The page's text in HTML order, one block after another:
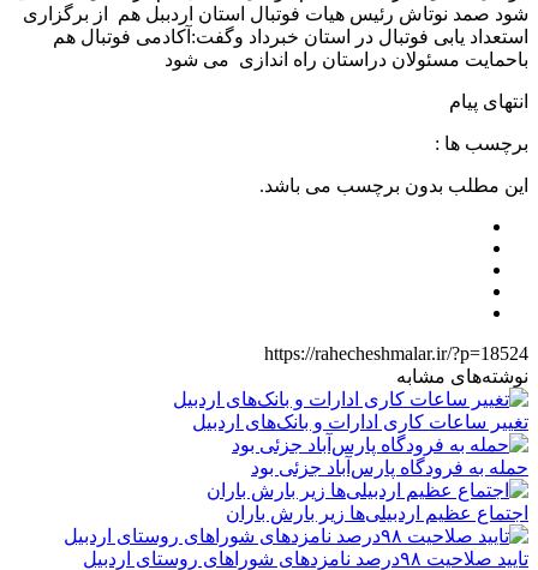
شود صمد نوتاش رئیس هیات فوتبال استان اردببل هم از برگزاری
استعداد یابی فوتبال در استان خبرداد وگفت:آکادمی فوتبال هم
باحمایت مسئولان دراستان راه اندازی می شود
انتهای پیام
برچسب ها :
این مطلب بدون برچسب می باشد.
https://rahecheshmalar.ir/?p=18524
نوشته‌های مشابه
تغییر ساعات کاری ادارات و بانک‌های اردبیل
حمله به فرودگاه پارس‌‌آباد جزئی بود
اجتماع عظیم اردبیلی‌ها زیر بارش باران
تایید صلاحیت ۹۸درصد نامزدهای شوراهای روستای اردبیل